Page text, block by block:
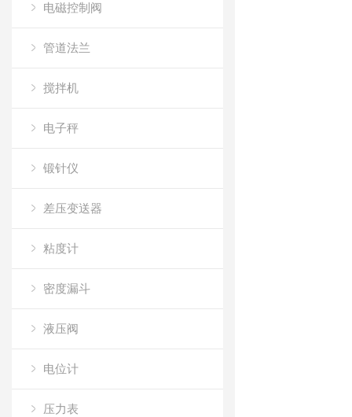
电磁控制阀
管道法兰
搅拌机
电子秤
锻针仪
差压变送器
粘度计
密度漏斗
液压阀
电位计
压力表